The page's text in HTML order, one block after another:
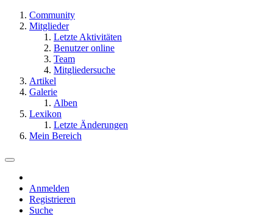
Community
Mitglieder
Letzte Aktivitäten
Benutzer online
Team
Mitgliedersuche
Artikel
Galerie
Alben
Lexikon
Letzte Änderungen
Mein Bereich
Anmelden
Registrieren
Suche